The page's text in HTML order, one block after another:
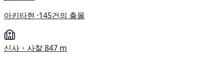
아키타현 ·145건의 출몰
신사・사찰847 m